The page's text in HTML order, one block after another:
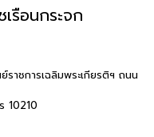
รือนกระจก
าชการเฉลิมพระเกียรติฯ ถนน
10210